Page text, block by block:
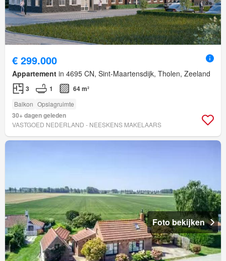
€ 299.000
Appartement in 4695 CN, Sint-Maartensdijk, Tholen, Zeeland
3 1 64 m²
Balkon Opslagruimte
30+ dagen geleden
VASTGOED NEDERLAND - NEESKENS MAKELAARS
Foto bekijken